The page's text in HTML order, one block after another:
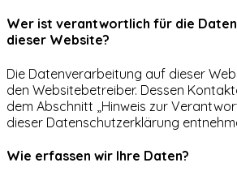
Wer ist verantwortlich für die
dieser Website?
Die Datenverarbeitung auf dieser
den Websitebetreiber. Dessen
dem Abschnitt „Hinweis zur
dieser Datenschutzerklärung
Wie erfassen wir Ihre Daten?